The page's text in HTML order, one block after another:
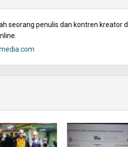
seorang penulis dan kontren kreator